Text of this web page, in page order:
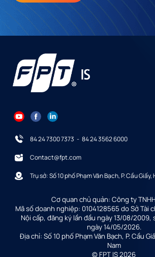
84 24 7300 7373 - 84 24 3562 6000
Contact@fpt.com
Trụ sở: Số 10 phố Phạm Văn Bạch, P. Cầu
Cơ quan chủ quản: Công ty
Mã số doanh nghiệp: 0104128565 do Sở Tài
Nội cấp, đăng ký lần đầu ngày 13/08/2009,
ngày 14/05/2026.
Địa chỉ: Số 10 phố Phạm Văn Bạch, P. Cầu
Nam
© FPT IS 2026